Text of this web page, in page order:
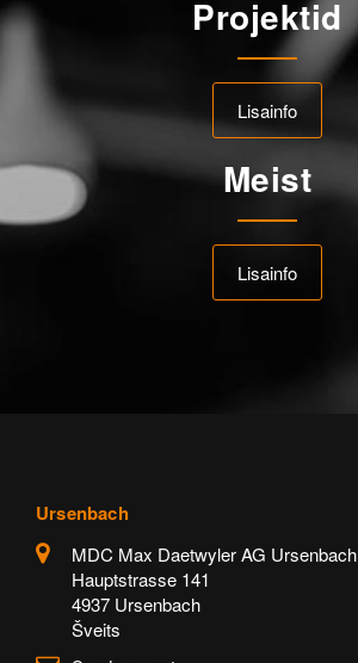
Projektid
Lisainfo
Meist
Lisainfo
Ursenbach
MDC Max Daetwyler AG Ursenbach
Hauptstrasse 141
4937 Ursenbach
Šveits